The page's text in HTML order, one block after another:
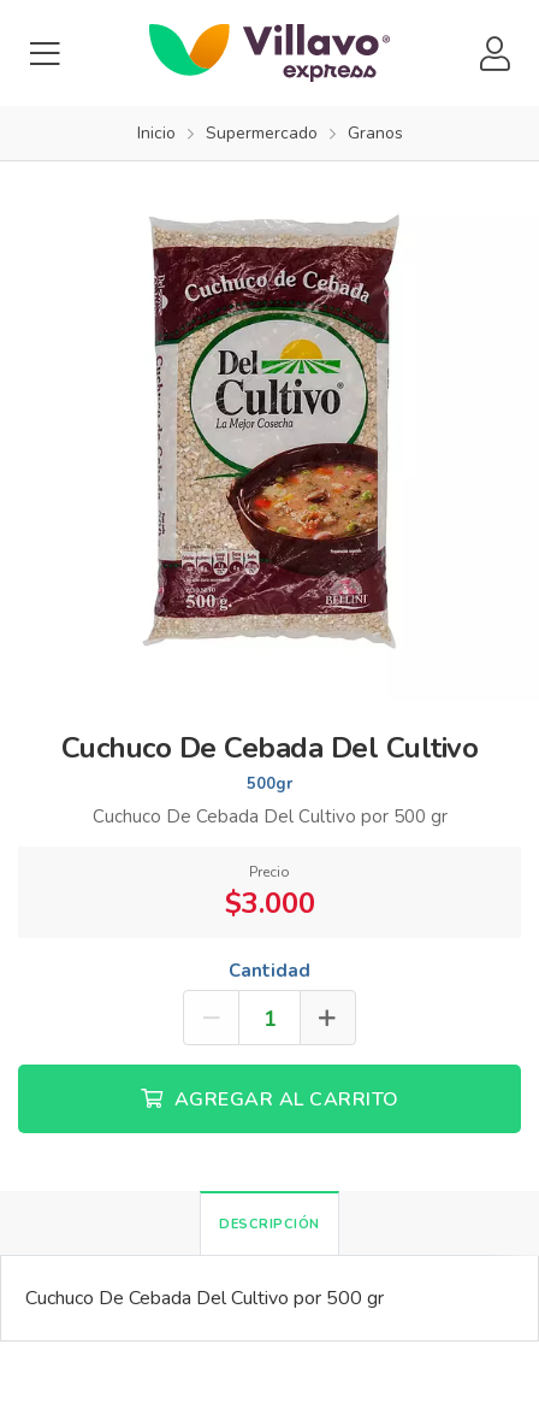
Inicio Supermercado Granos
Cuchuco De Cebada Del Cultivo
500gr
Cuchuco De Cebada Del Cultivo por 500 gr
Precio
$3.000
Cantidad
AGREGAR AL CARRITO
DESCRIPCIÓN
Cuchuco De Cebada Del Cultivo por 500 gr